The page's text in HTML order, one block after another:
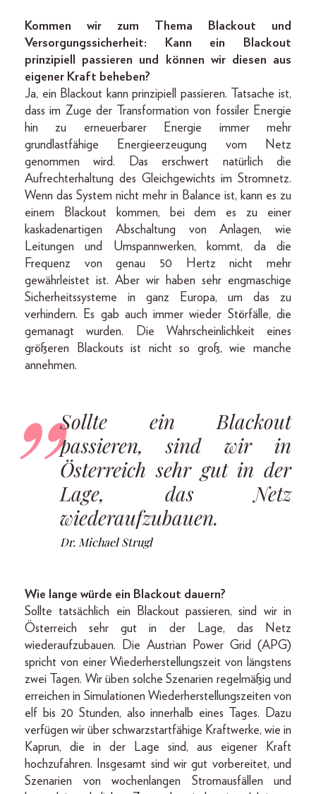
Kommen wir zum Thema Blackout und
Versorgungssicherheit: Kann ein Blackout
prinzipiell passieren und können wir diesen aus
eigener Kraft beheben?
Ja, ein Blackout kann prinzipiell passieren. Tatsache ist,
dass im Zuge der Transformation von fossiler Energie
hin zu erneuerbarer Energie immer mehr
grundlastfähige Energieerzeugung vom Netz
genommen wird. Das erschwert natürlich die
Aufrechterhaltung des Gleichgewichts im Stromnetz.
Wenn das System nicht mehr in Balance ist, kann es zu
einem Blackout kommen, bei dem es zu einer
kaskadenartigen Abschaltung von Anlagen, wie
Leitungen und Umspannwerken, kommt, da die
Frequenz von genau 50 Hertz nicht mehr
gewährleistet ist. Aber wir haben sehr engmaschige
Sicherheitssysteme in ganz Europa, um das zu
verhindern. Es gab auch immer wieder Störfälle, die
gemanagt wurden. Die Wahrscheinlichkeit eines
größeren Blackouts ist nicht so groß, wie manche
annehmen.
Sollte ein Blackout
passieren, sind wir in
Österreich sehr gut in der
Lage, das Netz
wiederaufzubauen.
Dr. Michael Strugl
Wie lange würde ein Blackout dauern?
Sollte tatsächlich ein Blackout passieren, sind wir in
Österreich sehr gut in der Lage, das Netz
wiederaufzubauen. Die Austrian Power Grid (APG)
spricht von einer Wiederherstellungszeit von längstens
zwei Tagen. Wir üben solche Szenarien regelmäßig und
erreichen in Simulationen Wiederherstellungszeiten von
elf bis 20 Stunden, also innerhalb eines Tages. Dazu
verfügen wir über schwarzstartfähige Kraftwerke, wie in
Kaprun, die in der Lage sind, aus eigener Kraft
hochzufahren. Insgesamt sind wir gut vorbereitet, und
Szenarien von wochenlangen Stromausfällen und